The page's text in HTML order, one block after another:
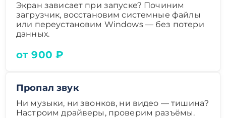
Экран зависает при запуске? Починим
загрузчик, восстановим системные файлы
или переустановим Windows — без потери
данных.
от 900 ₽
Пропал звук
Ни музыки, ни звонков, ни видео — тишина?
Настроим драйверы, проверим разъёмы.